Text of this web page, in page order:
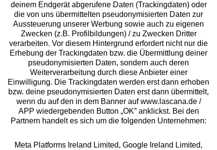
Services
Beratung
Über uns
Rechtliches
deinem Endgerät abgerufene Daten (Trackingdaten) oder
die von uns übermittelten pseudonymisierten Daten zur
Aussteuerung unserer Werbung sowie auch zu eigenen
Zwecken (z.B. Profilbildungen) / zu Zwecken Dritter
verarbeiten. Vor diesem Hintergrund erfordert nicht nur die
Erhebung der Trackingdaten bzw. die Übermittlung deiner
pseudonymisierten Daten, sondern auch deren
Weiterverarbeitung durch diese Anbieter einer
Einwilligung. Die Trackingdaten werden erst dann erhoben
bzw. deine pseudonymisierten Daten erst dann übermittelt,
wenn du auf den in dem Banner auf www.lascana.de /
APP wiedergebenden Button „OK” anklickst. Bei den
Partnern handelt es sich um die folgenden Unternehmen:
Meta Platforms Ireland Limited, Google Ireland Limited,